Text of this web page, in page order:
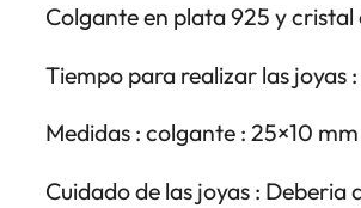
Colgante en plata 925 y
Tiempo para realizar las joyas
Medidas : colgante : 25×10 mm
Cuidado de las joyas :